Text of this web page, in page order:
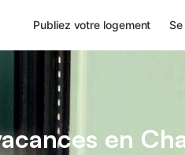
Publiez votre logement
en